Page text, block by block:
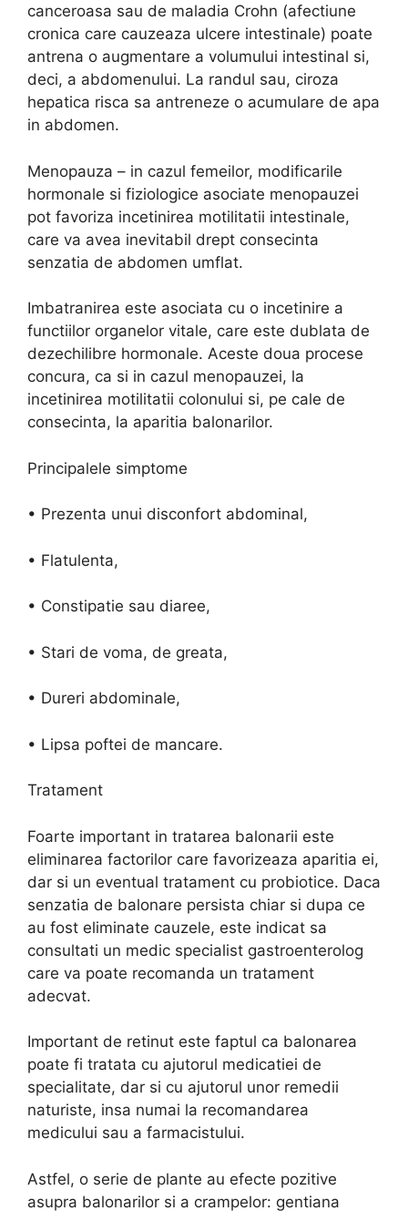
canceroasa sau de maladia Crohn (afectiune
cronica care cauzeaza ulcere intestinale) poate
antrena o augmentare a volumului intestinal si,
deci, a abdomenului. La randul sau, ciroza
hepatica risca sa antreneze o acumulare de apa
in abdomen.
Menopauza – in cazul femeilor, modificarile
hormonale si fiziologice asociate menopauzei
pot favoriza incetinirea motilitatii intestinale,
care va avea inevitabil drept consecinta
senzatia de abdomen umflat.
Imbatranirea este asociata cu o incetinire a
functiilor organelor vitale, care este dublata de
dezechilibre hormonale. Aceste doua procese
concura, ca si in cazul menopauzei, la
incetinirea motilitatii colonului si, pe cale de
consecinta, la aparitia balonarilor.
Principalele simptome
• Prezenta unui disconfort abdominal,
• Flatulenta,
• Constipatie sau diaree,
• Stari de voma, de greata,
• Dureri abdominale,
• Lipsa poftei de mancare.
Tratament
Foarte important in tratarea balonarii este
eliminarea factorilor care favorizeaza aparitia ei,
dar si un eventual tratament cu probiotice. Daca
senzatia de balonare persista chiar si dupa ce
au fost eliminate cauzele, este indicat sa
consultati un medic specialist gastroenterolog
care va poate recomanda un tratament
adecvat.
Important de retinut este faptul ca balonarea
poate fi tratata cu ajutorul medicatiei de
specialitate, dar si cu ajutorul unor remedii
naturiste, insa numai la recomandarea
medicului sau a farmacistului.
Astfel, o serie de plante au efecte pozitive
asupra balonarilor si a crampelor: gentiana